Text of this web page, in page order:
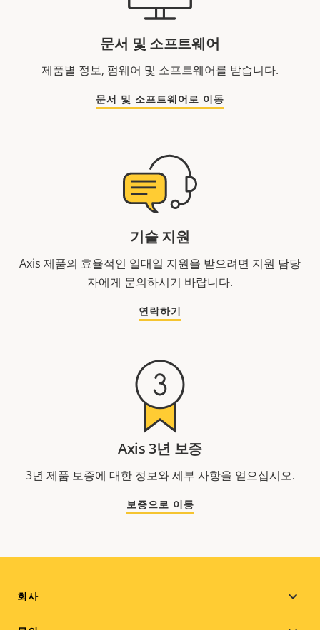
문서 및 소프트웨어
제품별 정보, 펌웨어 및 소프트웨어를 받습니다.
문서 및 소프트웨어로 이동
기술 지원
Axis 제품의 효율적인 일대일 지원을 받으려면 지원 담당
자에게 문의하시기 바랍니다.
연락하기
Axis 3년 보증
3년 제품 보증에 대한 정보와 세부 사항을 얻으십시오.
보증으로 이동
Footer
회사